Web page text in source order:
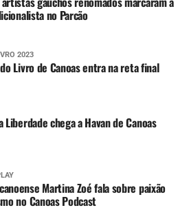
no Parcão
2023
Livro de Canoas entra na reta final
Liberdade chega a Havan de Canoas
Martina Zoé fala sobre paixão
no Canoas Podcast